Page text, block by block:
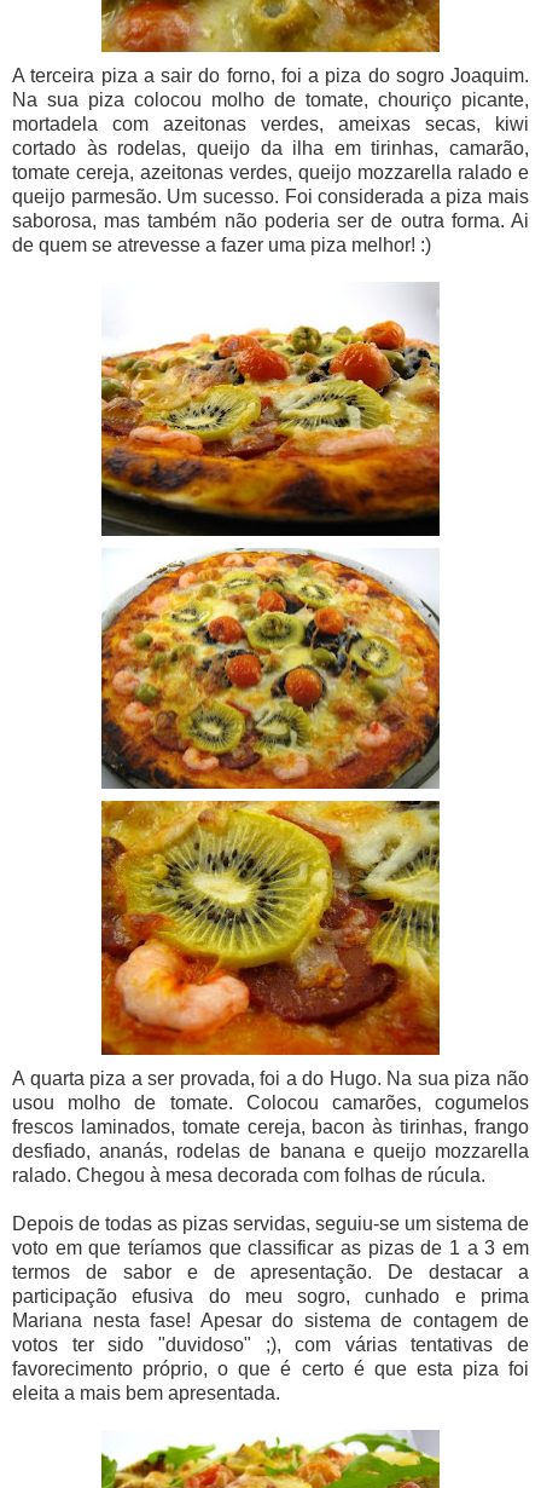
A terceira piza a sair do forno, foi a piza do sogro Joaquim.
Na sua piza colocou molho de tomate, chouriço picante,
mortadela com azeitonas verdes, ameixas secas, kiwi
cortado às rodelas, queijo da ilha em tirinhas, camarão,
tomate cereja, azeitonas verdes, queijo mozzarella ralado e
queijo parmesão. Um sucesso. Foi considerada a piza mais
saborosa, mas também não poderia ser de outra forma. Ai
de quem se atrevesse a fazer uma piza melhor! :)
A quarta piza a ser provada, foi a do Hugo. Na sua piza não
usou molho de tomate. Colocou camarões, cogumelos
frescos laminados, tomate cereja, bacon às tirinhas, frango
desfiado, ananás, rodelas de banana e queijo mozzarella
ralado. Chegou à mesa decorada com folhas de rúcula.
Depois de todas as pizas servidas, seguiu-se um sistema de
voto em que teríamos que classificar as pizas de 1 a 3 em
termos de sabor e de apresentação. De destacar a
participação efusiva do meu sogro, cunhado e prima
Mariana nesta fase! Apesar do sistema de contagem de
votos ter sido "duvidoso" ;), com várias tentativas de
favorecimento próprio, o que é certo é que esta piza foi
eleita a mais bem apresentada.